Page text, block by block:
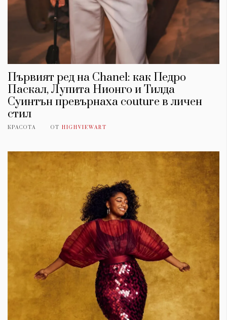
Първият ред на Chanel: как Педро
Паскал, Лупита Нионго и Тилда
Суинтън превърнаха couture в личен
стил
КРАСОТА ОТ HIGHVIEWART